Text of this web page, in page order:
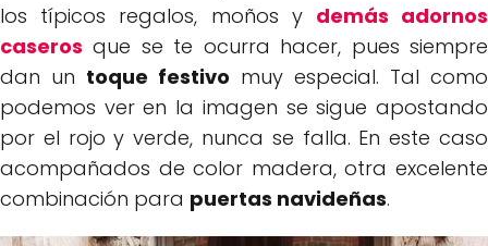
los típicos regalos, moños y demás adornos
caseros que se te ocurra hacer, pues siempre
dan un toque festivo muy especial. Tal como
podemos ver en la imagen se sigue apostando
por el rojo y verde, nunca se falla. En este caso
acompañados de color madera, otra excelente
combinación para puertas navideñas.